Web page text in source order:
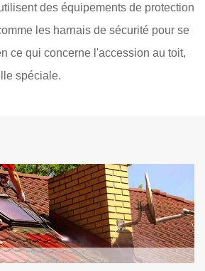
des équipements de protection
les harnais de sécurité pour se
ce qui concerne l'accession au toit,
spéciale.